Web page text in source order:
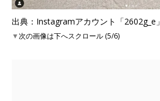
出典：Instagramアカウント「2602g_e」
▼次の画像は下へスクロール (5/6)